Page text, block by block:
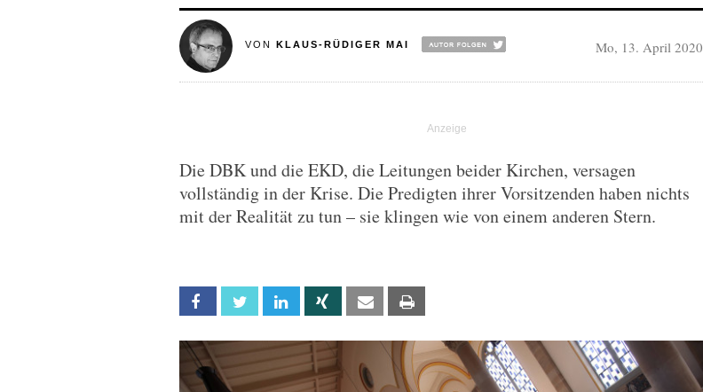
VON KLAUS-RÜDIGER MAI Mo, 13. April 2020
Die DBK und die EKD, die Leitungen beider Kirchen, versagen
vollständig in der Krise. Die Predigten ihrer Vorsitzenden haben nichts
mit der Realität zu tun – sie klingen wie von einem anderen Stern.
Facebook Twitter Linkedin Xing Email